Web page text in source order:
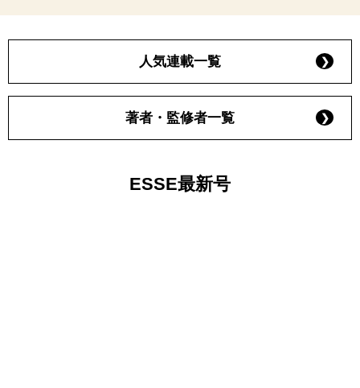
人気連載一覧
著者・監修者一覧
ESSE最新号